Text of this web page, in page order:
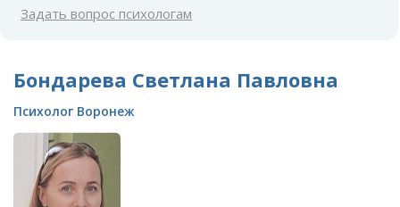
Задать вопрос психологам
Бондарева Светлана Павловна
Психолог Воронеж